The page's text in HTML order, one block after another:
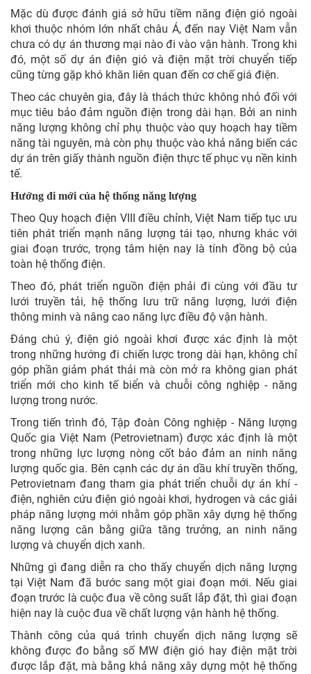
Mặc dù được đánh giá sở hữu tiềm năng điện gió ngoài
khơi thuộc nhóm lớn nhất châu Á, đến nay Việt Nam vẫn
chưa có dự án thương mại nào đi vào vận hành. Trong khi
đó, một số dự án điện gió và điện mặt trời chuyển tiếp
cũng từng gặp khó khăn liên quan đến cơ chế giá điện.
Theo các chuyên gia, đây là thách thức không nhỏ đối với
mục tiêu bảo đảm nguồn điện trong dài hạn. Bởi an ninh
năng lượng không chỉ phụ thuộc vào quy hoạch hay tiềm
năng tài nguyên, mà còn phụ thuộc vào khả năng biến các
dự án trên giấy thành nguồn điện thực tế phục vụ nền kinh
tế.
Hướng đi mới của hệ thống năng lượng
Theo Quy hoạch điện VIII điều chỉnh, Việt Nam tiếp tục ưu
tiên phát triển mạnh năng lượng tái tạo, nhưng khác với
giai đoạn trước, trọng tâm hiện nay là tính đồng bộ của
toàn hệ thống điện.
Theo đó, phát triển nguồn điện phải đi cùng với đầu tư
lưới truyền tải, hệ thống lưu trữ năng lượng, lưới điện
thông minh và nâng cao năng lực điều độ vận hành.
Đáng chú ý, điện gió ngoài khơi được xác định là một
trong những hướng đi chiến lược trong dài hạn, không chỉ
góp phần giảm phát thải mà còn mở ra không gian phát
triển mới cho kinh tế biển và chuỗi công nghiệp - năng
lượng trong nước.
Trong tiến trình đó, Tập đoàn Công nghiệp - Năng lượng
Quốc gia Việt Nam (Petrovietnam) được xác định là một
trong những lực lượng nòng cốt bảo đảm an ninh năng
lượng quốc gia. Bên cạnh các dự án dầu khí truyền thống,
Petrovietnam đang tham gia phát triển chuỗi dự án khí -
điện, nghiên cứu điện gió ngoài khơi, hydrogen và các giải
pháp năng lượng mới nhằm góp phần xây dựng hệ thống
năng lượng cân bằng giữa tăng trưởng, an ninh năng
lượng và chuyển dịch xanh.
Những gì đang diễn ra cho thấy chuyển dịch năng lượng
tại Việt Nam đã bước sang một giai đoạn mới. Nếu giai
đoạn trước là cuộc đua về công suất lắp đặt, thì giai đoạn
hiện nay là cuộc đua về chất lượng vận hành hệ thống.
Thành công của quá trình chuyển dịch năng lượng sẽ
không được đo bằng số MW điện gió hay điện mặt trời
được lắp đặt, mà bằng khả năng xây dựng một hệ thống